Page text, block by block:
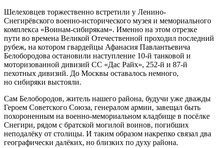
Шелеховцев торжественно встретили у Ленино-
Снегирёвского военно-исторического музея и мемориального
комплекса «Воинам-сибирякам». Именно на этом отрезке
пути во времена Великой Отечественной проходил последний
рубеж, на котором гвардейцы Афанасия Павлантьевича
Белобородова остановили наступление 10-й танковой и
моторизованной дивизий СС «Дас Райх», 252-й и 87-й
пехотных дивизий. До Москвы оставалось немного,
но сибиряки выстояли.
Сам Белобородов, житель нашего района, будучи уже дважды
Героем Советского Союза, генералом армии, завещал быть
похороненным на военно-мемориальном кладбище в посёлке
Снегири, рядом с братской могилой воинов, погибших
неподалёку от столицы. И таким образом накрепко связал два
географически далёких, но близких по духу района.